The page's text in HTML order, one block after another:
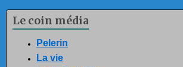
Le coin média
Pelerin
La vie